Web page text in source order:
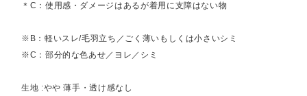
＊C：使用感・ダメージはあるが着用に支障はない物
※B：軽いスレ/毛羽立ち／ごく薄いもしくは小さいシミ
※C：部分的な色あせ／ヨレ／シミ
生地 :やや 薄手・透け感なし